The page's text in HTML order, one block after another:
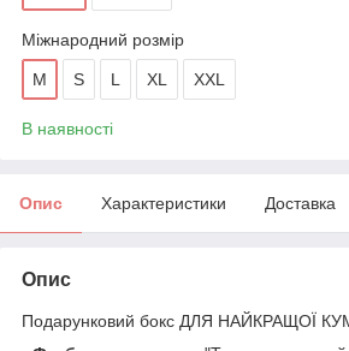
Міжнародний розмір
M S L XL XXL
В наявності
Опис Характеристики Доставка
Опис
Подарунковий бокс ДЛЯ НАЙКРАЩОЇ